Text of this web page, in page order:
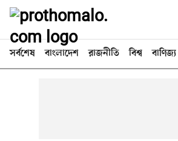
সর্বশেষ বাংলাদেশ রাজনীতি বিশ্ব বাণিজ্য